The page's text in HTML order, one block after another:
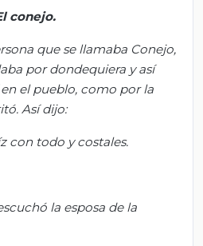
conejo.
que se llamaba Conejo,
por dondequiera yasí
el pueblo, como por la
Así dijo:
z con todo y costales.
la esposa de la